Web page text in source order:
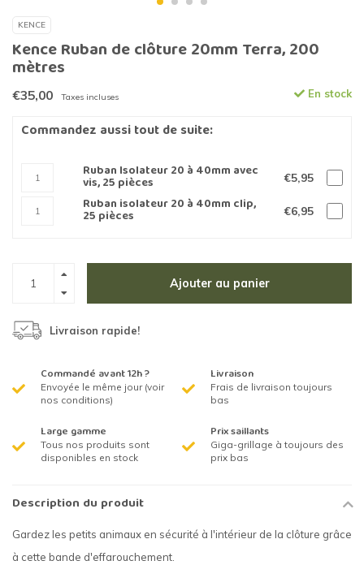
KENCE
Kence Ruban de clôture 20mm Terra, 200
mètres
€35,00 Taxes incluses En stock
Commandez aussi tout de suite:
Ruban Isolateur 20 à 40mm avec
vis, 25 pièces €5,95
Ruban isolateur 20 à 40mm clip,
25 pièces €6,95
Ajouter au panier
Livraison rapide!
Commandé avant 12h ?
Envoyée le même jour (voir
nos conditions)
Livraison
Frais de livraison toujours
bas
Large gamme
Tous nos produits sont
disponibles en stock
Prix saillants
Giga-grillage à toujours des
prix bas
Description du produit
Gardez les petits animaux en sécurité à l'intérieur de la clôture grâce
à cette bande d'effarouchement.